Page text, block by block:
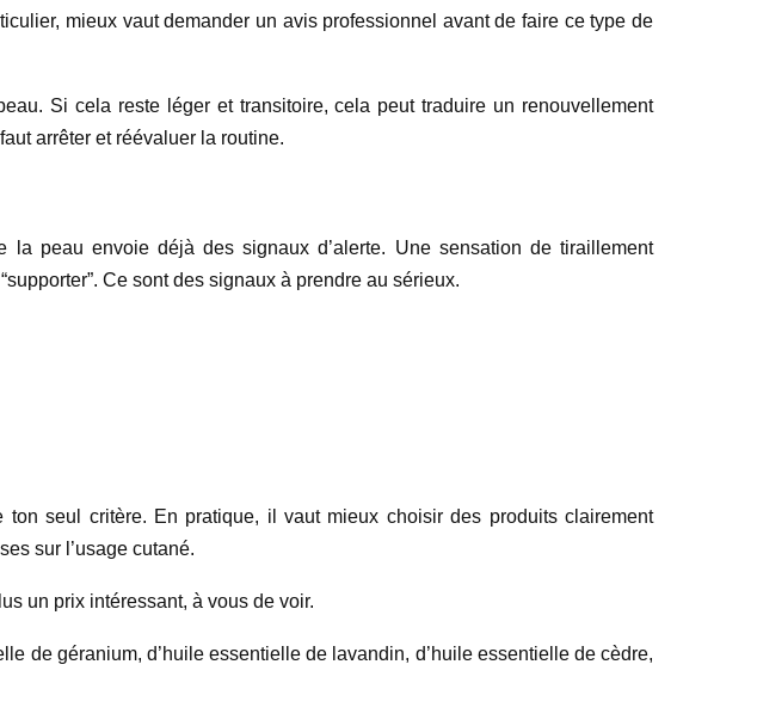
mieux vaut demander un avis professionnel avant de faire ce type de
Si cela reste léger et transitoire, cela peut traduire un renouvellement
arrêter et réévaluer la routine.
peau envoie déjà des signaux d’alerte. Une sensation de tiraillement
Ce sont des signaux à prendre au sérieux.
seul critère. En pratique, il vaut mieux choisir des produits clairement
sur l’usage cutané.
un prix intéressant, à vous de voir.
de géranium, d’huile essentielle de lavandin, d’huile essentielle de cèdre,